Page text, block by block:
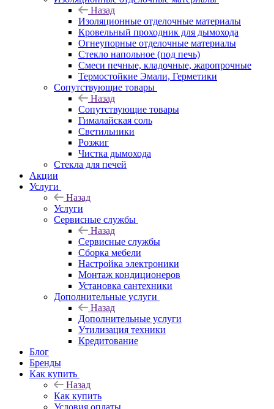
Назад
Изоляционные отделочные материалы
Кровельный проходник для дымохода
Огнеупорные отделочные материалы
Стекло напольное (под печь)
Смеси печные, кладочные, жаропрочные
Термостойкие Эмали, Герметики
Сопутствующие товары
Назад
Сопутствующие товары
Гималайская соль
Светильники
Розжиг
Чистка дымохода
Стекла для печей
Акции
Услуги
Назад
Услуги
Сервисные службы
Назад
Сервисные службы
Сборка мебели
Настройка электроники
Монтаж кондиционеров
Установка сантехники
Дополнительные услуги
Назад
Дополнительные услуги
Утилизация техники
Кредитование
Блог
Бренды
Как купить
Назад
Как купить
Условия оплаты